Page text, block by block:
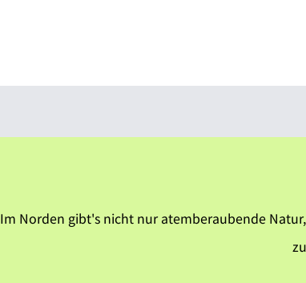
Im Norden gibt's nicht nur atemberaubende